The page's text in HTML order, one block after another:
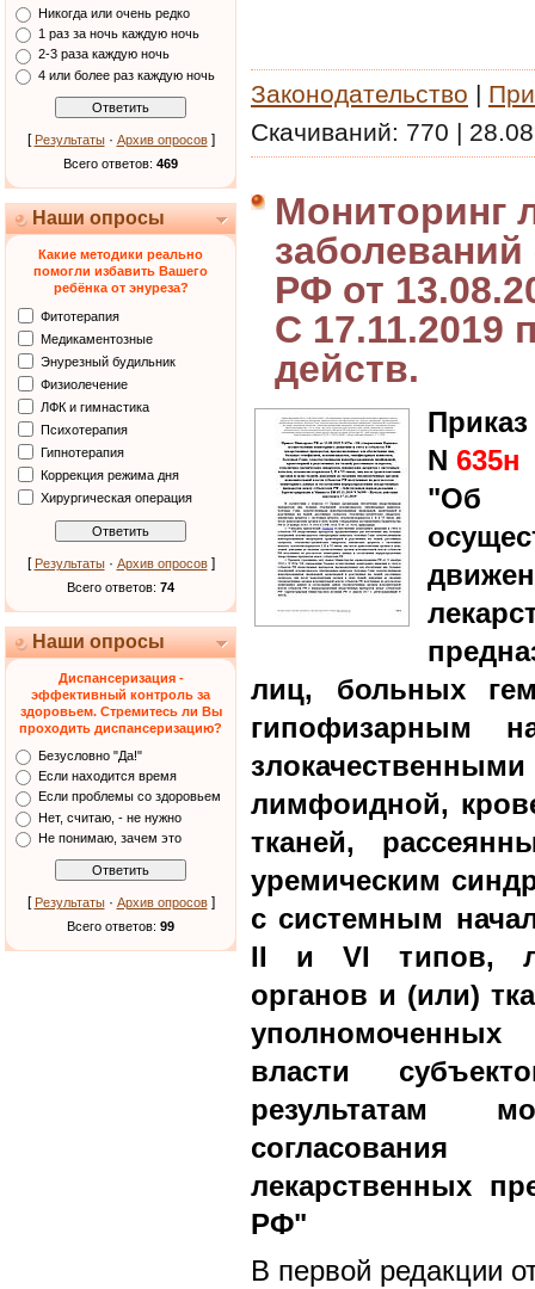
Никогда или очень редко
1 раз за ночь каждую ночь
2-3 раза каждую ночь
4 или более раз каждую ночь
[ Результаты· Архив опросов]
Всего ответов: 469
Наши опросы
Какие методики реально
помогли избавить Вашего
ребёнка от энуреза?
Фитотерапия
Медикаментозные
Энурезный будильник
Физиолечение
ЛФК и гимнастика
Психотерапия
Гипнотерапия
Коррекция режима дня
Хирургическая операция
[ Результаты· Архив опросов]
Всего ответов: 74
Наши опросы
Диспансеризация -
эффективный контроль за
здоровьем. Стремитесь ли Вы
проходить диспансеризацию?
Безусловно "Да!"
Если находится время
Если проблемы со здоровьем
Нет, считаю, - не нужно
Не понимаю, зачем это
[ Результаты· Архив опросов]
Всего ответов: 99
Законодательство |
Скачиваний: 770 |
Мониторинг
РФ от
С 17.11.2019
действ.
N 635н
"Об
лиц, больных
гипофизарным
лимфоидной,
тканей,
уремическим
с системным
II и VI типов,
органов и (или)
власти
результатам
лекарственных
РФ"
В первой редакции